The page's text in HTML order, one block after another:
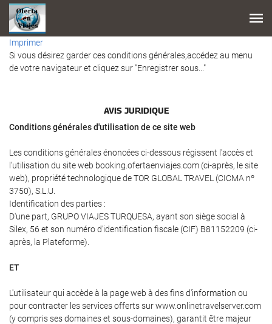
Imprimer
Si vous désirez garder ces conditions générales,accédez au menu
de votre navigateur et cliquez sur "Enregistrer sous..."
AVIS JURIDIQUE
Conditions générales d'utilisation de ce site web
Les conditions générales énoncées ci-dessous régissent l'accès et
l'utilisation du site web booking.ofertaenviajes.com (ci-après, le site
web), propriété technologique de TOR GLOBAL TRAVEL (CICMA nº
3750), S.L.U.
Identification des parties :
D'une part, GRUPO VIAJES TURQUESA, ayant son siège social à
Silex, 56 et son numéro d'identification fiscale (CIF) B81152209 (ci-
après, la Plateforme).
ET
L'utilisateur qui accède à la page web à des fins d'information ou
pour contracter les services offerts sur www.onlinetravelserver.com
(y compris ses domaines et sous-domaines), garantit être majeur